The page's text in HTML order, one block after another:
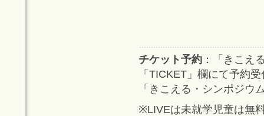
チケット予約 ：「きこえ
「TICKET」欄にて予約
「きこえる・シンポジウ
※LIVEは未就学児童は無